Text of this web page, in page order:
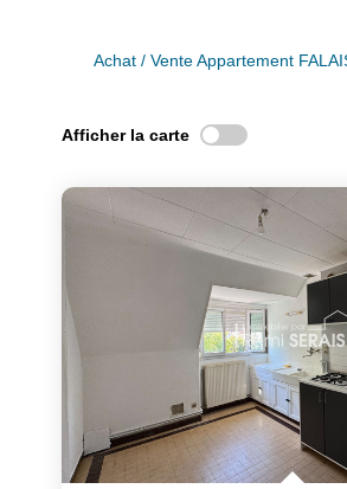
Achat / Vente Appartement
Afficher la carte